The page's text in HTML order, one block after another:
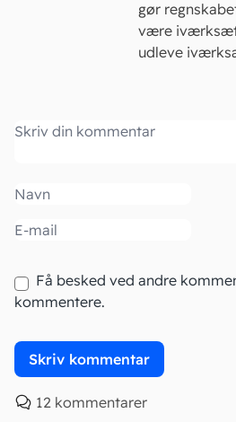
gør
være
udleve
Kommentar
Navn
Email
Få besked ved andre
kommentere.
12 kommentarer